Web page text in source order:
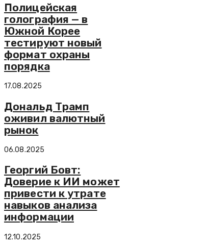
Полицейская
голография — в
Южной Корее
тестируют новый
формат охраны
порядка
17.08.2025
Дональд Трамп
оживил валютный
рынок
06.08.2025
Георгий Бовт:
Доверие к ИИ может
привести к утрате
навыков анализа
информации
12.10.2025